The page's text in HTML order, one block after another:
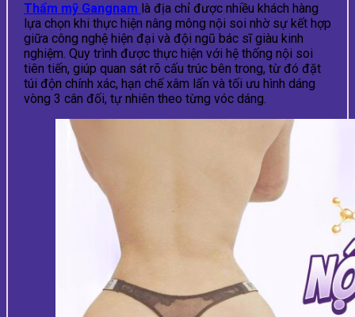
Thẩm mỹ Gangnam là địa chỉ được nhiều khách hàng
lựa chọn khi thực hiện nâng mông nội soi nhờ sự kết hợp
giữa công nghệ hiện đại và đội ngũ bác sĩ giàu kinh
nghiệm. Quy trình được thực hiện với hệ thống nội soi
tiên tiến, giúp quan sát rõ cấu trúc bên trong, từ đó đặt
túi độn chính xác, hạn chế xâm lấn và tối ưu hình dáng
vòng 3 cân đối, tự nhiên theo từng vóc dáng.